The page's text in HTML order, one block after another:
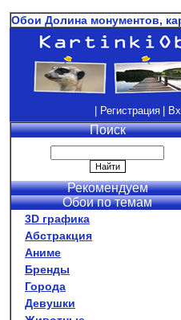
Обои Долина монументов,
| Регистрация |
Поиск
Рекомендуем
Обои по темам
3D графика
Абстракция
Аниме
Бренды
Города
Девушки